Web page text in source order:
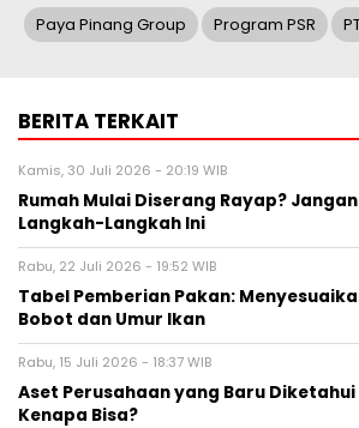
Paya Pinang Group Program PSR
BERITA TERKAIT
Kamis, 30 Juli 2026 - 20:19 WIB
Rumah Mulai Diserang Rayap?
Langkah-Langkah Ini
Rabu, 22 Juli 2026 - 19:52 WIB
Tabel Pemberian Pakan:
Bobot dan Umur Ikan
Rabu, 15 Juli 2026 - 18:37 WIB
Aset Perusahaan yang Baru
Kenapa Bisa?